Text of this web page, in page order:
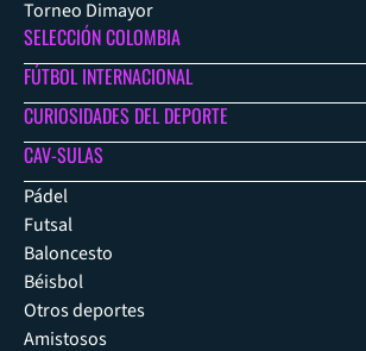
Torneo Dimayor
SELECCIÓN COLOMBIA
FÚTBOL INTERNACIONAL
CURIOSIDADES DEL DEPORTE
CAV-SULAS
Pádel
Futsal
Baloncesto
Béisbol
Otros deportes
Amistosos